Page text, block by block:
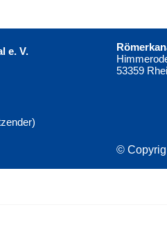
e. V.
53359
©